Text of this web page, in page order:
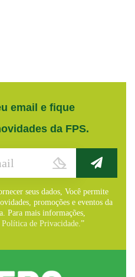
email e fique
da FPS.
seus dados, Você permite
promoções e eventos da
Para mais informações,
Política de Privacidade.”